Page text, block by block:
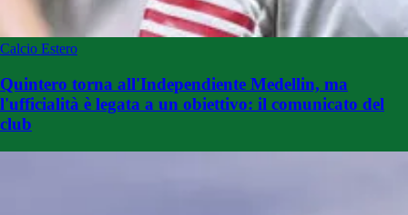
Calcio Estero
Quintero torna all'Independiente Medellin, ma
l'ufficialità è legata a un obiettivo: il comunicato del
club